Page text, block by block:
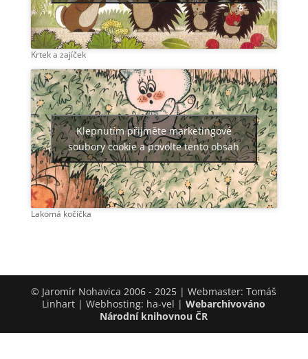
Krtek a zajíček
Klepnutím přijměte marketingové
soubory cookie a povolte tento obsah
Lakomá kočička
© Jaromír Nohavica 2006 - 2025 | Webmaster: Tomáš
Linhart | Webhosting: ha-vel |Webarchivováno
Národní knihovnou ČR